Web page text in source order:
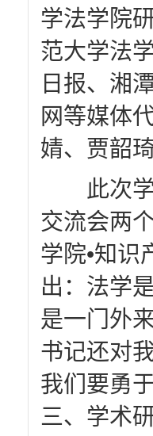
学法学院
范大学法
日报、湘
网等媒体
婧、贾韶
此次学
交流会两
学院•知识
出：法学
是一门外
书记还对
我们要勇
三、学术